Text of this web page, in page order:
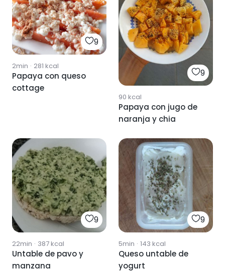
9
2min · 281 kcal
Papaya con queso
cottage
9
90 kcal
Papaya con jugo de
naranja y chia
9
22min · 387kcal
Untable de pavo y
manzana
9
5min · 143 kcal
Queso untable de
yogurt